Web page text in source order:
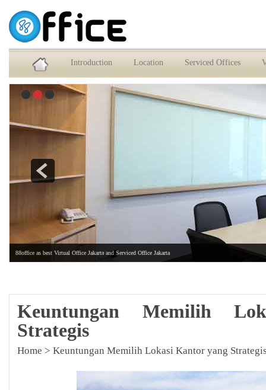
Service Office dan Virtual Office Jakarta Selatan
Introduction Location Serviced Offices
88office as best Virtual Office Jakarta and Serviced Office Jakarta
Keuntungan Memilih
Strategis
Home > Keuntungan Memilih Lokasi Kantor yang